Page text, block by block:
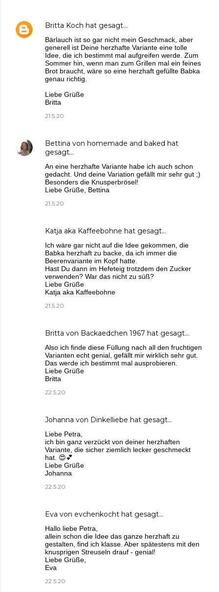
Britta Koch hat gesagt…
Bärlauch ist so gar nicht mein Geschmack, aber
generell ist Deine herzhafte Variante eine tolle
Idee, die ich bestimmt mal aufgreifen werde. Zum
Sommer hin, wenn man zum Grillen mal ein feines
Brot braucht, wäre so eine herzhaft gefüllte Babka
genau richtig.
Liebe Grüße
Britta
21.5.20
Bettina von homemade and baked hat
gesagt…
An eine herzhafte Variante habe ich auch schon
gedacht. Und deine Variation gefällt mir sehr gut ;)
Besonders die Knusperbrösel!
Liebe Grüße, Bettina
21.5.20
Katja aka Kaffeebohne hat gesagt…
Ich wäre gar nicht auf die Idee gekommen, die
Babka herzhaft zu backe, da ich immer die
Beerenvariante im Kopf hatte.
Hast Du dann im Hefeteig trotzdem den Zucker
verwenden? War das nicht zu süß?
Liebe Grüße
Katja aka Kaffeebohne
21.5.20
Britta von Backaedchen 1967 hat gesagt…
Also ich finde diese Füllung nach all den fruchtigen
Varianten echt genial, gefällt mir wirklich sehr gut.
Das werde ich bestimmt mal ausprobieren.
Liebe Grüße
Britta
22.5.20
Johanna von Dinkelliebe hat gesagt…
Liebe Petra,
ich bin ganz verzückt von deiner herzhaften
Variante, die sicher ziemlich lecker geschmeckt
hat. 😍💕
Liebe Grüße
Johanna
22.5.20
Eva von evchenkocht hat gesagt…
Hallo liebe Petra,
allein schon die Idee das ganze herzhaft zu
gestalten, find ich klasse. Aber spätestens mit den
knusprigen Streuseln drauf - genial!
Liebe Grüße,
Eva
22.5.20